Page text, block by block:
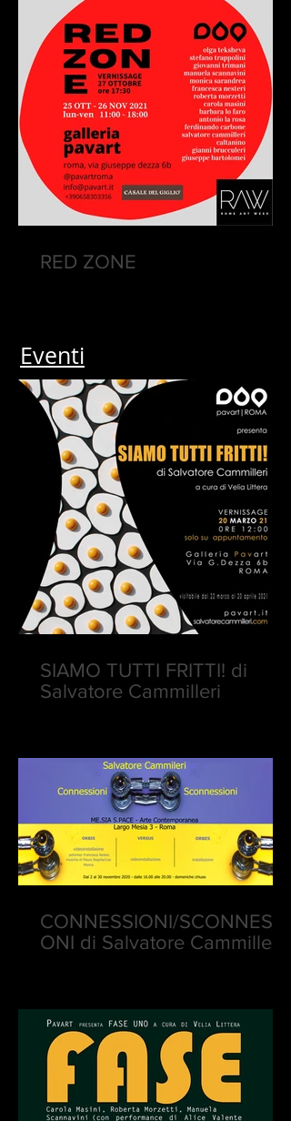
Eventi
RED ZONE
SIAMO TUTTI FRITTI! di
Salvatore Cammilleri
CONNESSIONI/SCONNESSI
ONI di Salvatore Cammilleri